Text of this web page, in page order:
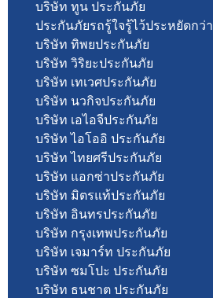
บริษัท ทูน ประกันภัย
ประกันภัยรถรู้ใจรู้ไว้ประหยัดกว่า
บริษัท ทิพยประกันภัย
บริษัท วิริยะประกันภัย
บริษัท เทเวศประกันภัย
บริษัท นวกิจประกันภัย
บริษัท เอไอจีประกันภัย
บริษัท ไอโออิ ประกันภัย
บริษัท ไทยศรีประกันภัย
บริษัท แอกซ่าประกันภัย
บริษัท มิตรแท้ประกันภัย
บริษัท อินทรประกันภัย
บริษัท กรุงเทพประกันภัย
บริษัท เจมาร์ท ประกันภัย
บริษัท ซมโปะ ประกันภัย
บริษัท ธนชาต ประกันภัย